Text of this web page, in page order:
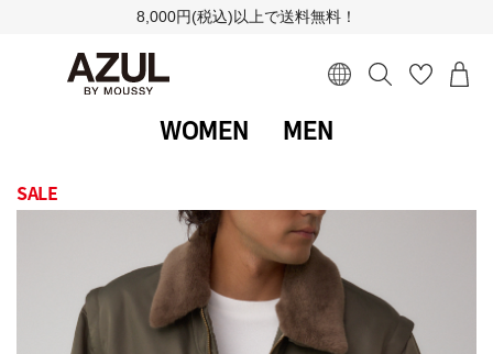
8,000円(税込)以上で送料無料！
WOMEN MEN
SALE